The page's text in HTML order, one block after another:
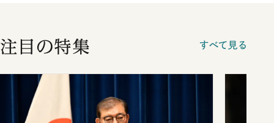
注目の特集 すべて見る